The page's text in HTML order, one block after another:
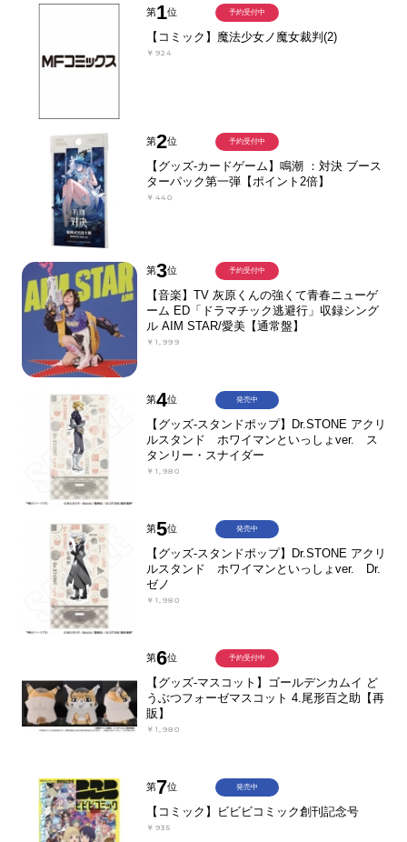
第1位
【コミック】魔法少女ノ魔女裁判(2)
￥924
予約受付中
第2位
【グッズ-カードゲーム】鳴潮 ：対決 ブース
ターパック第一弾【ポイント2倍】
￥440
予約受付中
第3位
【音楽】TV 灰原くんの強くて青春ニューゲ
ーム ED「ドラマチック逃避行」収録シング
ル AIM STAR/愛美【通常盤】
￥1,999
予約受付中
第4位
【グッズ-スタンドポップ】Dr.STONE アクリ
ルスタンド ホワイマンといっしょver. ス
タンリー・スナイダー
￥1,980
発売中
第5位
【グッズ-スタンドポップ】Dr.STONE アクリ
ルスタンド ホワイマンといっしょver. Dr.
ゼノ
￥1,980
発売中
第6位
【グッズ-マスコット】ゴールデンカムイ ど
うぶつフォーゼマスコット 4.尾形百之助【再
販】
￥1,980
予約受付中
第7位
【コミック】ビビビコミック創刊記念号
￥935
発売中